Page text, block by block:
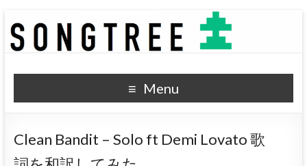
SONGTREE
洋楽歌詞の和訳なら
Menu
Clean Bandit – Solo ft Demi Lovato 歌